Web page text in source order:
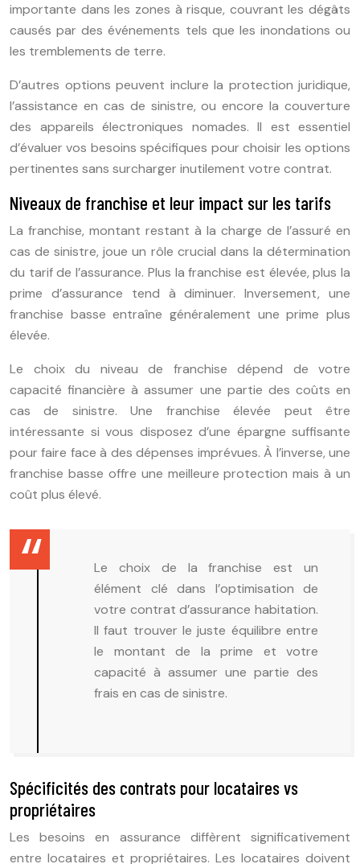
importante dans les zones à risque, couvrant les dégâts
causés par des événements tels que les inondations ou
les tremblements de terre.
D’autres options peuvent inclure la protection juridique,
l’assistance en cas de sinistre, ou encore la couverture
des appareils électroniques nomades. Il est essentiel
d’évaluer vos besoins spécifiques pour choisir les options
pertinentes sans surcharger inutilement votre contrat.
Niveaux de franchise et leur impact sur les tarifs
La franchise, montant restant à la charge de l’assuré en
cas de sinistre, joue un rôle crucial dans la détermination
du tarif de l’assurance. Plus la franchise est élevée, plus la
prime d’assurance tend à diminuer. Inversement, une
franchise basse entraîne généralement une prime plus
élevée.
Le choix du niveau de franchise dépend de votre
capacité financière à assumer une partie des coûts en
cas de sinistre. Une franchise élevée peut être
intéressante si vous disposez d’une épargne suffisante
pour faire face à des dépenses imprévues. À l’inverse, une
franchise basse offre une meilleure protection mais à un
coût plus élevé.
Le choix de la franchise est un
élément clé dans l’optimisation de
votre contrat d’assurance habitation.
Il faut trouver le juste équilibre entre
le montant de la prime et votre
capacité à assumer une partie des
frais en cas de sinistre.
Spécificités des contrats pour locataires vs
propriétaires
Les besoins en assurance diffèrent significativement
entre locataires et propriétaires. Les locataires doivent